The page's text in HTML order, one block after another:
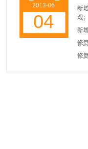
2013-06
04
新
戏；
新
修
修